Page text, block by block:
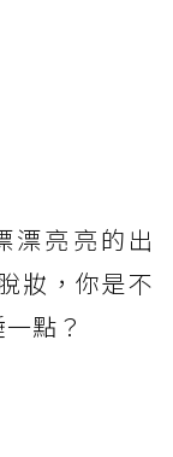
漂亮亮的出
妝，你是不
點？